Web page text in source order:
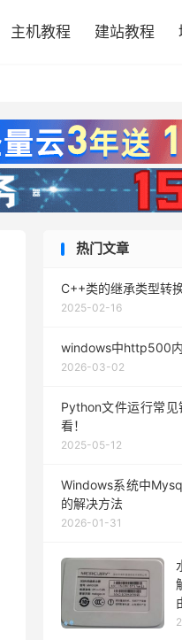
主机教程 建站教程
热门文章
C++类的继承类型转
2025-02-16
windows中http500
2026-03-02
Python文件运行常
看！
2025-05-12
Windows系统中
的解决方法
2026-01-31